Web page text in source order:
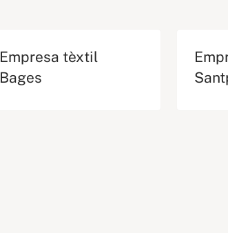
Empresa tèxtil
Bages